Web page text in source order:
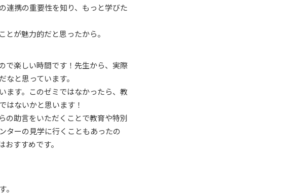
連携の重要性を知り、もっと学びた
とが魅力的だと思ったから。
で楽しい時間です！先生から、実際
と思っています。
ます。このゼミではなかったら、教
はないかと思います！
の助言をいただくことで教育や特別
ターの見学に行くこともあったの
すすめです。